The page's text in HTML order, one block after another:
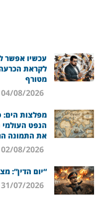
עכשיו אפשר
לקראת
מטורף
מפלצות הים:
הנפט
את התמונה
“יום הדין”: